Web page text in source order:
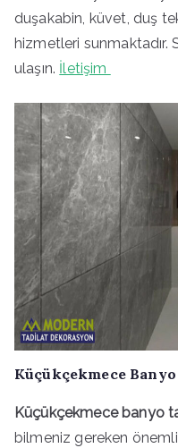
duşakabin, küvet, duş
hizmetleri sunmaktadır.
ulaşın. İletişim
Küçükçekmece
Küçükçekmece banyo
bilmeniz gereken